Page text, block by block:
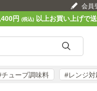
会員
円 (税込)以上お買い上げで
チューブ調味料 #レンジ対